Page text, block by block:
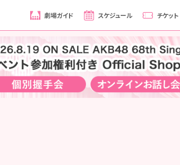
劇場ガイド スケジュール チケット